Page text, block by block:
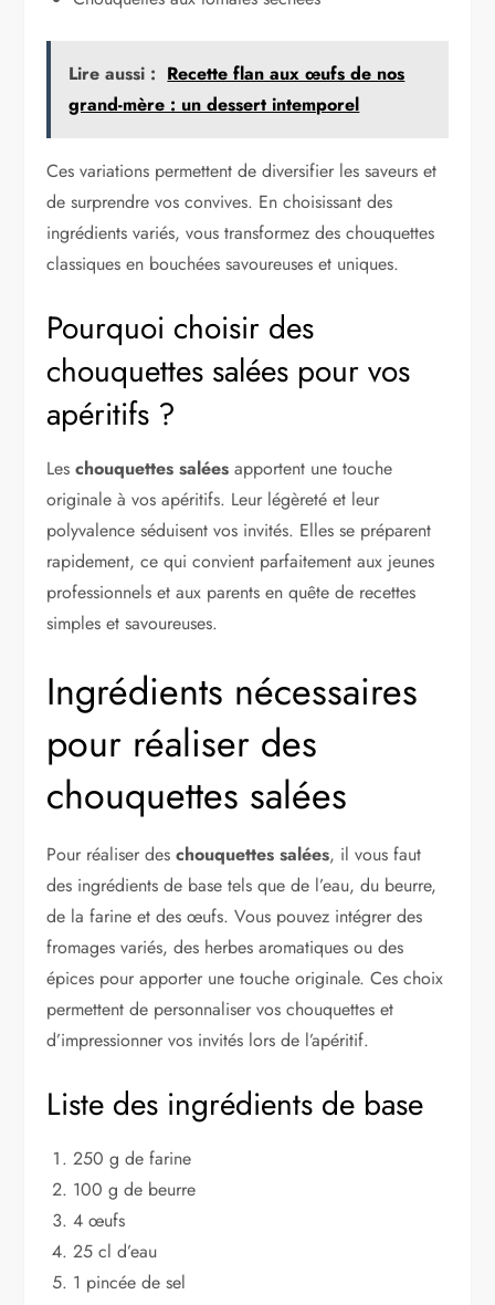
Lire aussi : Recette flan aux œufs de nos
grand-mère : un dessert intemporel
Ces variations permettent de diversifier les saveurs et
de surprendre vos convives. En choisissant des
ingrédients variés, vous transformez des chouquettes
classiques en bouchées savoureuses et uniques.
Pourquoi choisir des
chouquettes salées pour vos
apéritifs ?
Leschouquettes salées apportent une touche
originale à vos apéritifs. Leur légèreté et leur
polyvalence séduisent vos invités. Elles se préparent
rapidement, ce qui convient parfaitement aux jeunes
professionnels et aux parents en quête de recettes
simples et savoureuses.
Ingrédients nécessaires
pour réaliser des
chouquettes salées
Pour réaliser deschouquettes salées, il vous faut
des ingrédients de base tels que de l’eau, du beurre,
de la farine et des œufs. Vous pouvez intégrer des
fromages variés, des herbes aromatiques ou des
épices pour apporter une touche originale. Ces choix
permettent de personnaliser vos chouquettes et
d’impressionner vos invités lors de l’apéritif.
Liste des ingrédients de base
250 g de farine
100 g de beurre
4 œufs
25 cl d’eau
1 pincée de sel